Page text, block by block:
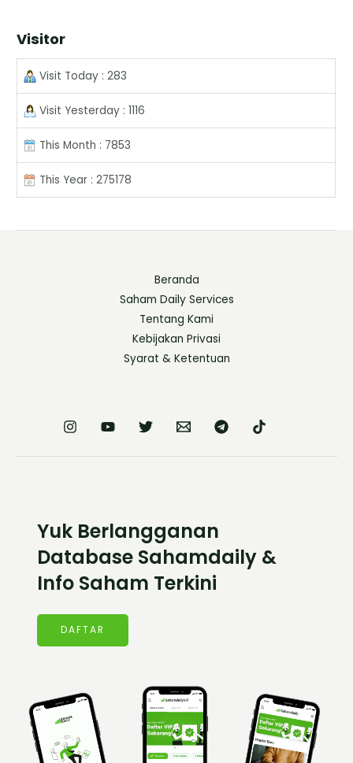
Visitor
Visit Today : 283
Visit Yesterday : 1116
This Month : 7853
This Year : 275178
Beranda
Saham Daily Services
Tentang Kami
Kebijakan Privasi
Syarat & Ketentuan
Yuk Berlangganan
Database Sahamdaily &
Info Saham Terkini
DAFTAR